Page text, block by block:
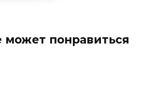
может понравиться